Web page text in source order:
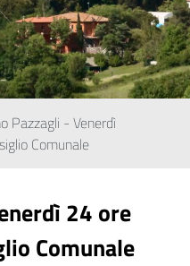
Pazzagli - Venerdì
Comunale
24 ore
Comunale